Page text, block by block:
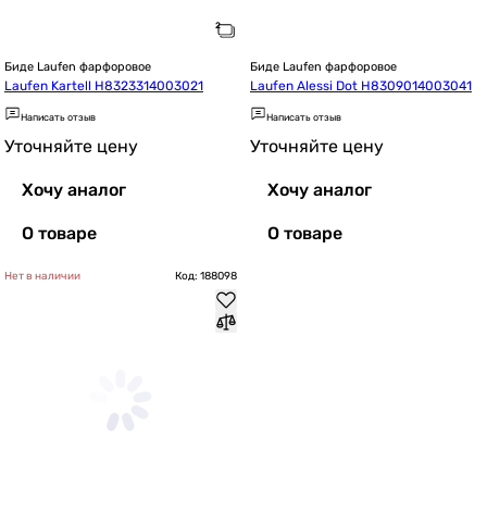
Биде Laufen фарфоровое
Laufen Kartell H8323314003021
Написать отзыв
Уточняйте цену
Хочу аналог
О товаре
Биде Laufen фарфоровое
Laufen Alessi Dot H8309014003041
Написать отзыв
Уточняйте цену
Хочу аналог
О товаре
Нет в наличии Код: 188098